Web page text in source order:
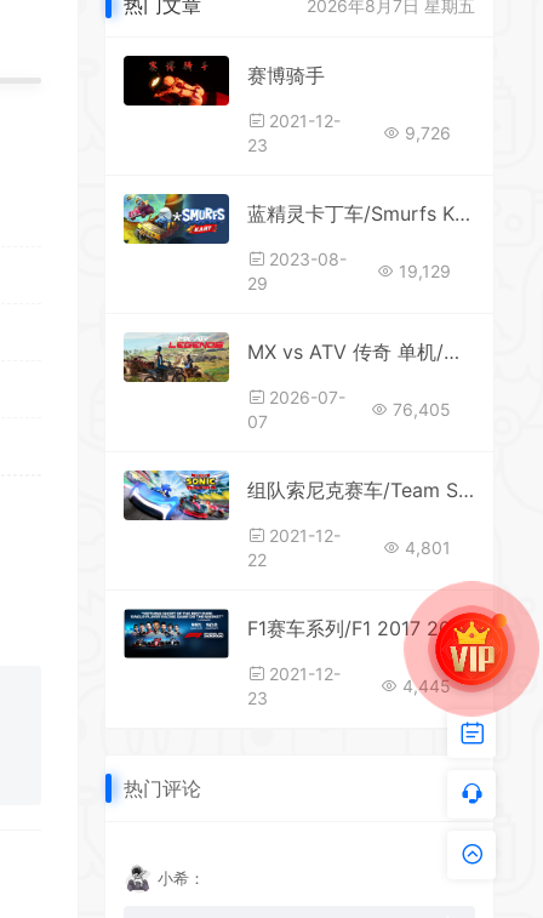
热门文章 2026年8月7日 星期五
赛博骑手
2021-12-
23
9,726
蓝精灵卡丁车/Smurfs Kart
2023-08-
29
19,129
MX vs ATV 传奇 单机/同屏双人 （更新v5.0.4—更新摩托越野世界巡回赛DLC）
2026-07-
07
76,405
组队索尼克赛车/Team Sonic Racing
2021-12-
22
4,801
F1赛车系列/F1 2017 2018
2021-12-
23
4,445
热门评论
小希：